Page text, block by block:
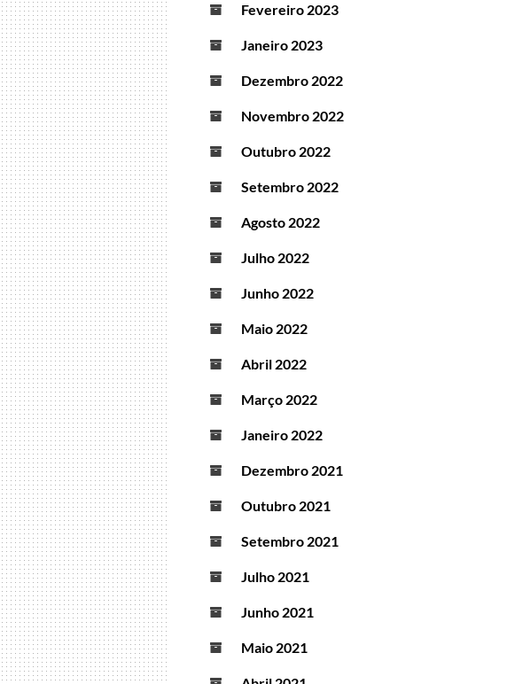
Fevereiro 2023
Janeiro 2023
Dezembro 2022
Novembro 2022
Outubro 2022
Setembro 2022
Agosto 2022
Julho 2022
Junho 2022
Maio 2022
Abril 2022
Março 2022
Janeiro 2022
Dezembro 2021
Outubro 2021
Setembro 2021
Julho 2021
Junho 2021
Maio 2021